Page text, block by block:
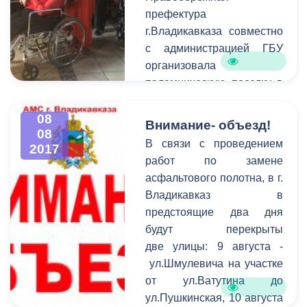
жители Владикавказа
могут по номеру 53-19-19.
дикорастущих растений
содержащих
наркотические вещества,
прошли мероприятия по
выявлению и
наркосодержащих
растений.
префектура
г.Владикавказа совместно
с администрацией ГБУ
организовала
паломническую поездку в
08
08
2017
Внимание- объезд!
В связи с проведением
работ по замене
асфальтового полотна, в г.
Владикавказ в
предстоящие два дня
будут перекрыты
две улицы: 9 августа -
ул.Шмулевича на участке
от ул.Ватутина до
ул.Пушкинская, 10 августа